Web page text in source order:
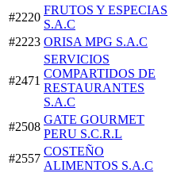
#2220
FRUTOS Y ESPECIAS
S.A.C
#2223 ORISA MPG S.A.C
#2471
SERVICIOS
COMPARTIDOS DE
RESTAURANTES
S.A.C
#2508
GATE GOURMET
PERU S.C.R.L
#2557
COSTEÑO
ALIMENTOS S.A.C